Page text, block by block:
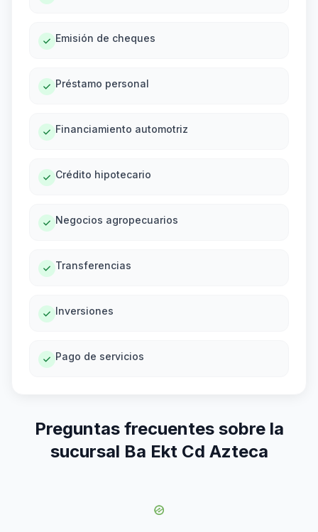
Emisión de cheques
Préstamo personal
Financiamiento automotriz
Crédito hipotecario
Negocios agropecuarios
Transferencias
Inversiones
Pago de servicios
Preguntas frecuentes sobre la
sucursal Ba Ekt Cd Azteca